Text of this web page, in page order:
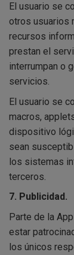
El usuario se
otros usuarios
recursos
prestan el
interrumpan o
servicios.
El usuario se
macros,
dispositivo
sean
los sistemas
terceros.
7. Publicidad.
Parte de la
estar
los únicos